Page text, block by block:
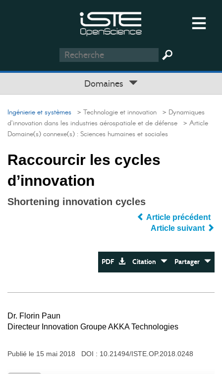
Domaines
Ingénierie et systèmes > Technologie et innovation > Dynamiques
d’innovation dans les industries aérospatiale et de défense > Article
Domaine(s) connexe(s) : Sciences humaines et sociales
Raccourcir les cycles
d’innovation
Shortening innovation cycles
Article précédent
Article suivant
PDF Citation Partager
Dr. Florin Paun
Directeur Innovation Groupe AKKA Technologies
Publié le 15 mai 2018 DOI : 10.21494/ISTE.OP.2018.0248